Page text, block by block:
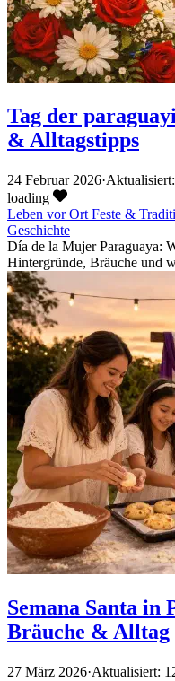
Tag der
& Alltagstipps
24 Februar 2026·
loading
Leben vor Ort Feste &
Geschichte
Día de la Mujer Paraguaya:
Hintergründe, Bräuche und
Semana Santa in
Bräuche & Alltag
27 März 2026·Aktualisiert: